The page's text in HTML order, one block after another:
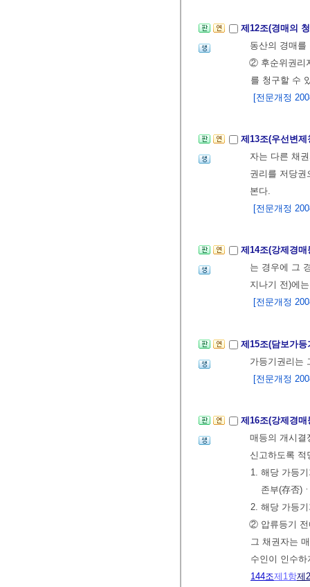
제12조(경매의
동산의 경매
② 후순위권리
를 청구할 수
[전문개정
제13조(우선변
자는 다른 채
권리를 저당
본다.
[전문개정
제14조(강제경
는 경우에 그
지나기 전)에
[전문개정
제15조(담보가
가등기권리는
[전문개정
제16조(강제경
매등의 개시결
신고하도록 적
1. 해당 가등
존부(存否)
2. 해당 가등
② 압류등기 전
그 채권자는
수인이 인수
144조제1항제